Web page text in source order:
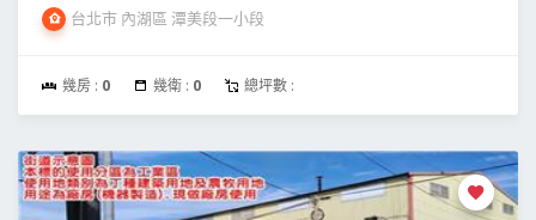
台北市 內湖區 潭美段一小段
幾房 : 0 幾衛 : 0 總坪數 :